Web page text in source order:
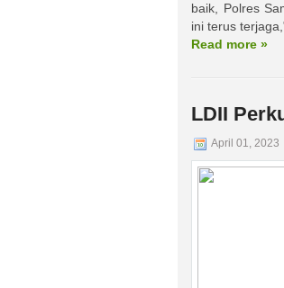
baik, Polres
ini terus
Read more »
LDII
April 01, 2023